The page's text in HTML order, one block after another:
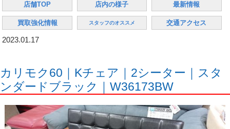
店舗TOP 店内の様子 最新情報
買取強化情報 スタッフのオススメ 交通アクセス
2023.01.17
カリモク60｜Kチェア｜2シーター｜スタ
ンダードブラック｜W36173BW